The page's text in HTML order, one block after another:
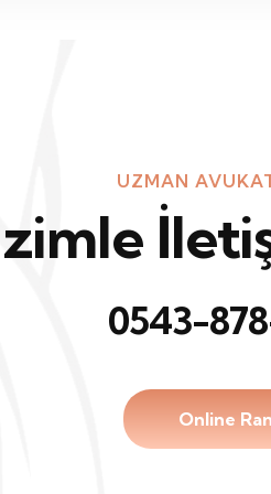
UZMAN
0543-
Online